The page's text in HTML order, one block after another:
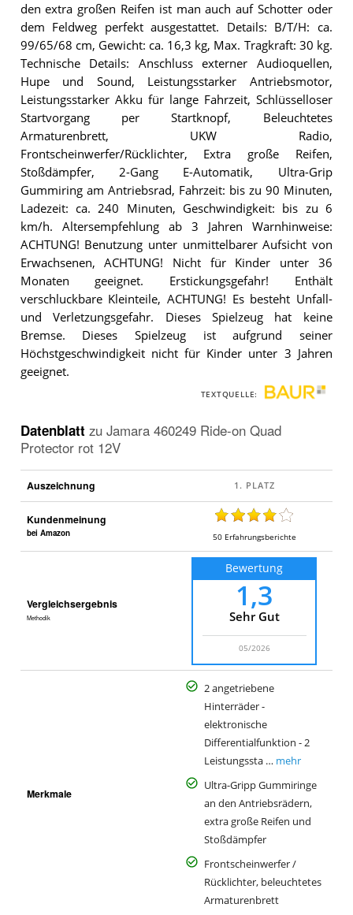
den extra großen Reifen ist man auch auf Schotter oder
dem Feldweg perfekt ausgestattet. Details: B/T/H: ca.
99/65/68 cm, Gewicht: ca. 16,3 kg, Max. Tragkraft: 30 kg.
Technische Details: Anschluss externer Audioquellen,
Hupe und Sound, Leistungsstarker Antriebsmotor,
Leistungsstarker Akku für lange Fahrzeit, Schlüsselloser
Startvorgang per Startknopf, Beleuchtetes
Armaturenbrett, UKW Radio,
Frontscheinwerfer/Rücklichter, Extra große Reifen,
Stoßdämpfer, 2-Gang E-Automatik, Ultra-Grip
Gummiring am Antriebsrad, Fahrzeit: bis zu 90 Minuten,
Ladezeit: ca. 240 Minuten, Geschwindigkeit: bis zu 6
km/h. Altersempfehlung ab 3 Jahren Warnhinweise:
ACHTUNG! Benutzung unter unmittelbarer Aufsicht von
Erwachsenen, ACHTUNG! Nicht für Kinder unter 36
Monaten geeignet. Erstickungsgefahr! Enthält
verschluckbare Kleinteile, ACHTUNG! Es besteht Unfall-
und Verletzungsgefahr. Dieses Spielzeug hat keine
Bremse. Dieses Spielzeug ist aufgrund seiner
Höchstgeschwindigkeit nicht für Kinder unter 3 Jahren
geeignet.
TEXTQUELLE:
Datenblatt zu Jamara 460249 Ride-on Quad
Protector rot 12V
Auszeichnung
Kundenmeinung
bei Amazon 50 Erfahrungsberichte
Vergleichsergebnis
Methodik
Bewertung
1,3
Sehr Gut
05/2026
Merkmale
2 angetriebene
Hinterräder -
elektronische
Differentialfunktion - 2
Leistungssta … mehr
Ultra-Gripp Gummiringe
an den Antriebsrädern,
extra große Reifen und
Stoßdämpfer
Frontscheinwerfer /
Rücklichter, beleuchtetes
Armaturenbrett